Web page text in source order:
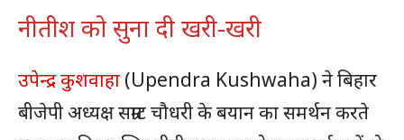
नीतीश को सुना दी खरी-खरी
उपेन्द्र कुशवाहा (Upendra Kushwaha) ने बिहार
बीजेपी अध्यक्ष सम्राट चौधरी के बयान का समर्थन करते